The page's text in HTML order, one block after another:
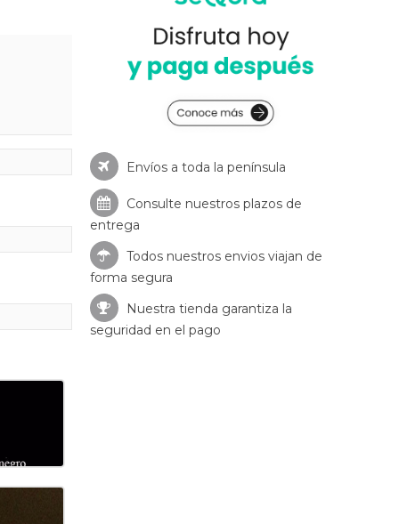
Envíos a toda la península
Consulte nuestros plazos de
entrega
Todos nuestros envios viajan de
forma segura
Nuestra tienda garantiza la
seguridad en el pago